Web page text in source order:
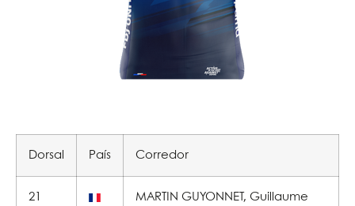
Dorsal País Corredor
21 MARTIN GUYONNET, Guillaume